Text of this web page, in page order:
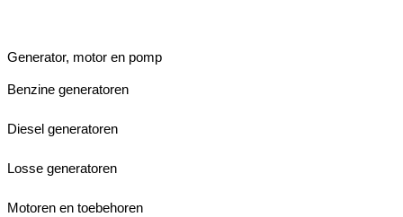
Generator, motor en pomp
Benzine generatoren
Diesel generatoren
Losse generatoren
Motoren en toebehoren